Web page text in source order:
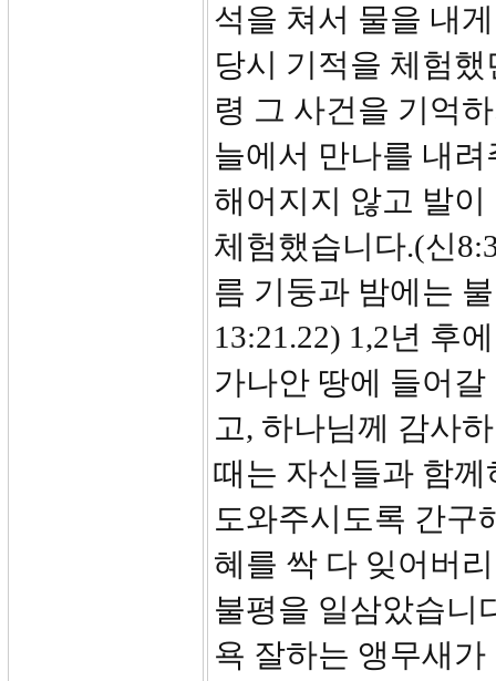
석을 쳐서 물을 내
당시 기적을 체험
령 그 사건을 기억
늘에서 만나를 내
해어지지 않고 발
체험했습니다.(신
름 기둥과 밤에는
13:21.22) 1,2년 후
가나안 땅에 들어
고, 하나님께 감사
때는 자신들과 함
도와주시도록 간구
혜를 싹 다 잊어버
불평을 일삼았습니
욕 잘하는 앵무새